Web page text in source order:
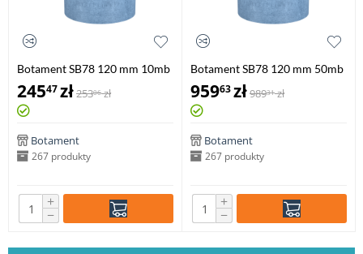
Botament SB78 120 mm 10mb
24547zł25306 zł
Botament
267 produkty
+
−
Botament SB78 120 mm 50mb
95963zł98931 zł
Botament
267 produkty
+
−